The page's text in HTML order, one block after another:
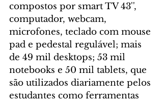
compostos por smart TV 43'',
computador, webcam,
microfones, teclado com mouse
pad e pedestal regulável; mais
de 49 mil desktops; 53 mil
notebooks e 50 mil tablets, que
são utilizados diariamente pelos
estudantes como ferramentas